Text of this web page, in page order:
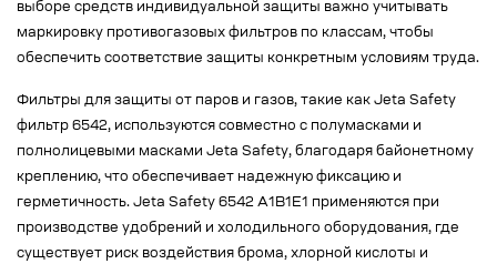
выборе средств индивидуальной защиты важно учитывать
маркировку противогазовых фильтров по классам, чтобы
обеспечить соответствие защиты конкретным условиям труда.
Фильтры для защиты от паров и газов, такие как Jeta Safety
фильтр 6542, используются совместно с полумасками и
полнолицевыми масками Jeta Safety, благодаря байонетному
креплению, что обеспечивает надежную фиксацию и
герметичность. Jeta Safety 6542 A1B1E1 применяются при
производстве удобрений и холодильного оборудования, где
существует риск воздействия брома, хлорной кислоты и